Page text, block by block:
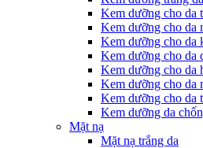
Kem dưỡng cho da
Kem dưỡng cho da
Kem dưỡng cho da
Kem dưỡng cho da
Kem dưỡng cho da
Kem dưỡng cho da
Kem dưỡng cho da
Kem dưỡng da
Mặt nạ
Mặt nạ trắng da